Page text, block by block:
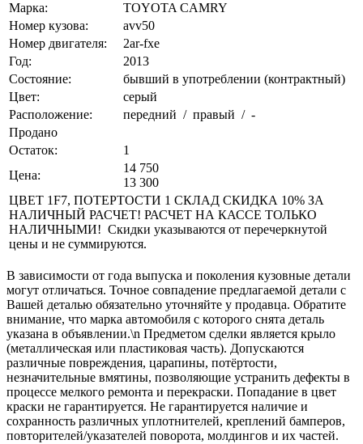
Марка:
TOYOTA CAMRY
Номер кузова:
avv50
Номер двигателя:
2ar-fxe
Год:
2013
Состояние:
бывший в употреблении (контрактный)
Цвет:
серый
Расположение:
передний / правый / -
Продано
Остаток:
1
Цена:
14 750
13 300
ЦВЕТ 1F7, ПОТЕРТОСТИ 1 СКЛАД СКИДКА 10% ЗА
НАЛИЧНЫЙ РАСЧЕТ! РАСЧЕТ НА КАССЕ ТОЛЬКО
НАЛИЧНЫМИ! Скидки указываются от перечеркнутой
цены и не суммируются.
В зависимости от года выпуска и поколения кузовные детали
могут отличаться. Точное совпадение предлагаемой детали с
Вашей деталью обязательно уточняйте у продавца. Обратите
внимание, что марка автомобиля с которого снята деталь
указана в объявлении.\n Предметом сделки является крыло
(металлическая или пластиковая часть). Допускаются
различные повреждения, царапины, потёртости,
незначительные вмятины, позволяющие устранить дефекты в
процессе мелкого ремонта и перекраски. Попадание в цвет
краски не гарантируется. Не гарантируется наличие и
сохранность различных уплотнителей, креплений бамперов,
повторителей/указателей поворота, молдингов и их частей.